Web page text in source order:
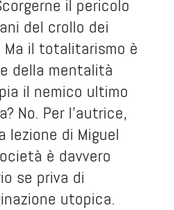
il pericolo
del crollo dei
il totalitarismo è
della mentalità
il nemico ultimo
No. Per l’autrice,
lezione di Miguel
è davvero
se priva di
utopica.